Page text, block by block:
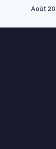
Août